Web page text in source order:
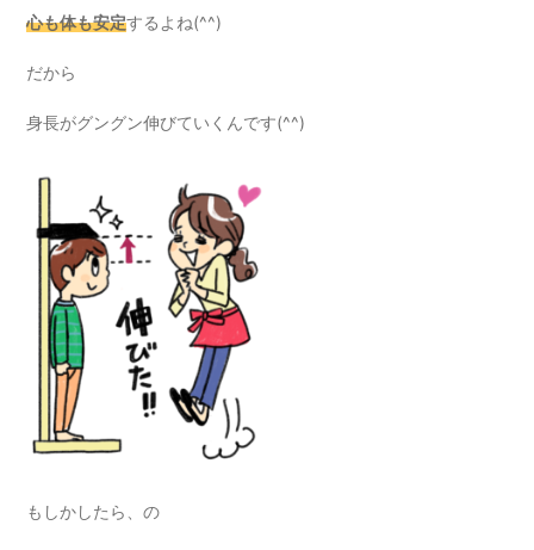
心も体も安定するよね(^^)
だから
身長がグングン伸びていくんです(^^)
もしかしたら、の